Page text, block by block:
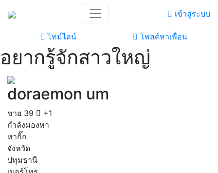
เข้าสู่ระบบ
ไทม์ไลน์ โพสต์หาเพื่อน
อยากรู้จักสาวใหญ่
doraemon um
ชาย 39
+1
กำลังมองหา
หากิ๊ก
จังหวัด
ปทุมธานี